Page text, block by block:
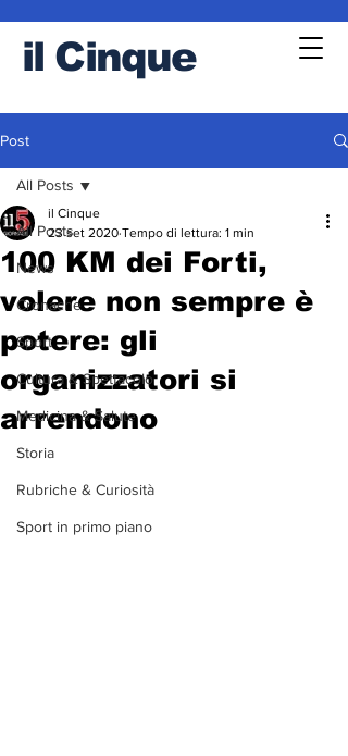
il Cinque
Post
All Posts
News
Cronache
Sport
Cultura & Spettacolo
Medicina & Salute
Storia
Rubriche & Curiosità
Sport in primo piano
All Posts
100 KM dei Forti,
volere non sempre è
potere: gli
organizzatori si
arrendono
il Cinque
23 set 2020 Tempo di lettura: 1 min